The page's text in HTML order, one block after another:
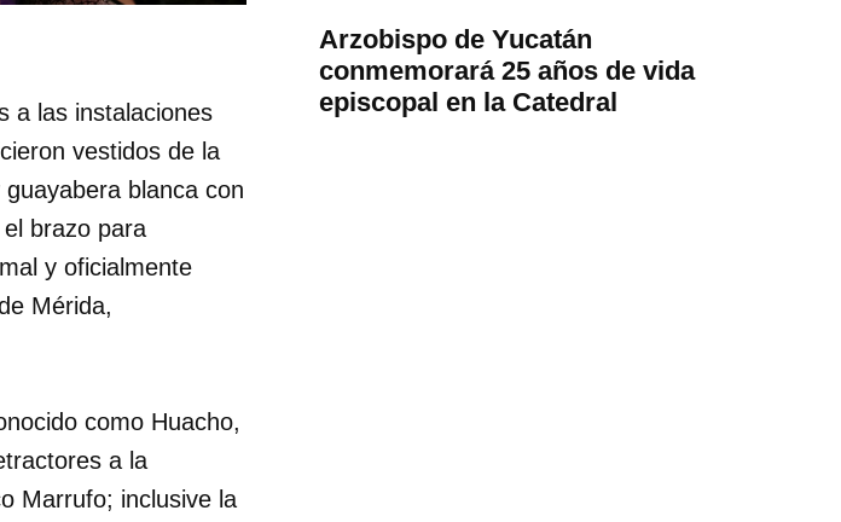
a las instalaciones
vestidos de la
blanca con
brazo para
y oficialmente
Mérida,
como Huacho,
a la
Marrufo; inclusive la
Arzobispo de Yucatán
conmemorará 25 años de vida
episcopal en la Catedral